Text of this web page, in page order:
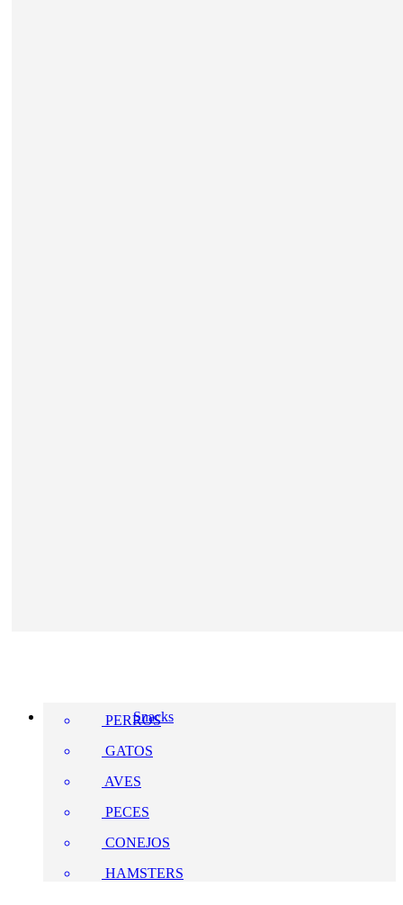
Snacks
PERROS
GATOS
AVES
PECES
CONEJOS
HAMSTERS